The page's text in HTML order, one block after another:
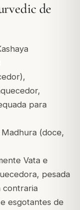
de
para
Madhura (doce,
Vata e
pesada
contraria
esgotantes de